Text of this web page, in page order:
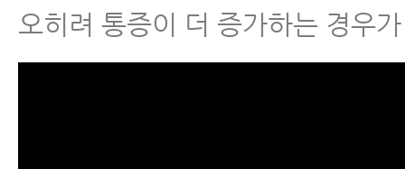
- 척추협착증 환자에게 좋은 뭉친
오히려 통증이 더 증가하는 경우